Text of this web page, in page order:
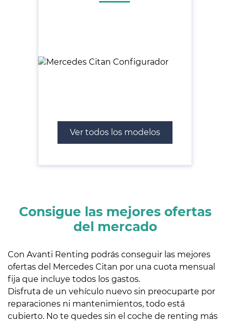
Ver todos los modelos
Consigue las mejores ofertas
del mercado
Con Avanti Renting podrás conseguir las mejores
ofertas del Mercedes Citan por una cuota mensual
fija que incluye todos los gastos.
Disfruta de un vehículo nuevo sin preocuparte por
reparaciones ni mantenimientos, todo está
cubierto. No te quedes sin el coche de renting más